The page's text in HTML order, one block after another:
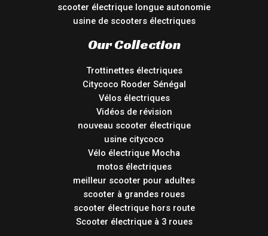
scooter électrique longue autonomie
usine de scooters électriques
Our Collection
Trottinettes électriques
Citycoco Rooder Sénégal
Vélos électriques
Vidéos de révision
nouveau scooter électrique
usine citycoco
Vélo électrique Mocha
motos électriques
meilleur scooter pour adultes
scooter à grandes roues
scooter électrique hors route
Scooter électrique à 3 roues